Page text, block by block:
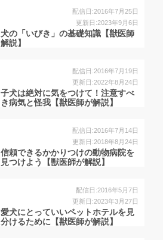
配信日:2016年7月25日
更新日:2023年9月6日
犬の「いびき」の基礎知識【獣医師
解説】
配信日:2016年7月19日
更新日:2022年8月24日
子犬は絶対に気をつけて！注意すべ
き病気と怪我【獣医師が解説】
配信日:2016年7月14日
更新日:2018年8月24日
信頼できるかかりつけの動物病院を
見つけよう【獣医師が解説】
配信日:2016年5月7日
更新日:2023年3月27日
愛犬にとっていいペットホテルを見
分けるために【獣医師が解説】